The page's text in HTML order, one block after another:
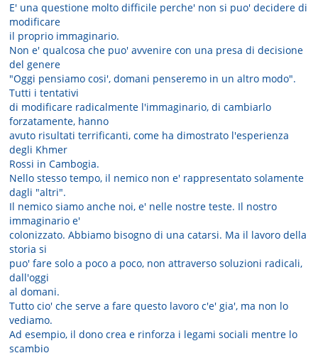
E' una questione molto difficile perche' non si puo' decidere di
modificare
il proprio immaginario.
Non e' qualcosa che puo' avvenire con una presa di decisione
del genere
"Oggi pensiamo cosi', domani penseremo in un altro modo".
Tutti i tentativi
di modificare radicalmente l'immaginario, di cambiarlo
forzatamente, hanno
avuto risultati terrificanti, come ha dimostrato l'esperienza
degli Khmer
Rossi in Cambogia.
Nello stesso tempo, il nemico non e' rappresentato solamente
dagli "altri".
Il nemico siamo anche noi, e' nelle nostre teste. Il nostro
immaginario e'
colonizzato. Abbiamo bisogno di una catarsi. Ma il lavoro della
storia si
puo' fare solo a poco a poco, non attraverso soluzioni radicali,
dall'oggi
al domani.
Tutto cio' che serve a fare questo lavoro c'e' gia', ma non lo
vediamo.
Ad esempio, il dono crea e rinforza i legami sociali mentre lo
scambio